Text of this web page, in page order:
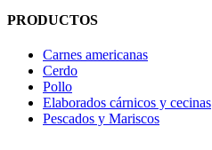
PRODUCTOS
Carnes americanas
Cerdo
Pollo
Elaborados cárnicos y cecinas
Pescados y Mariscos